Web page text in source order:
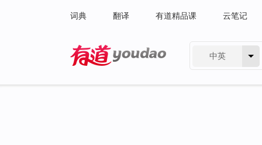
词典 翻译 有道精品课 云笔记
中英